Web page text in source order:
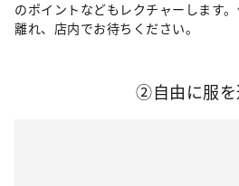
のポイントなどもレクチャーします
離れ、店内でお待ちください。
②自由に服を